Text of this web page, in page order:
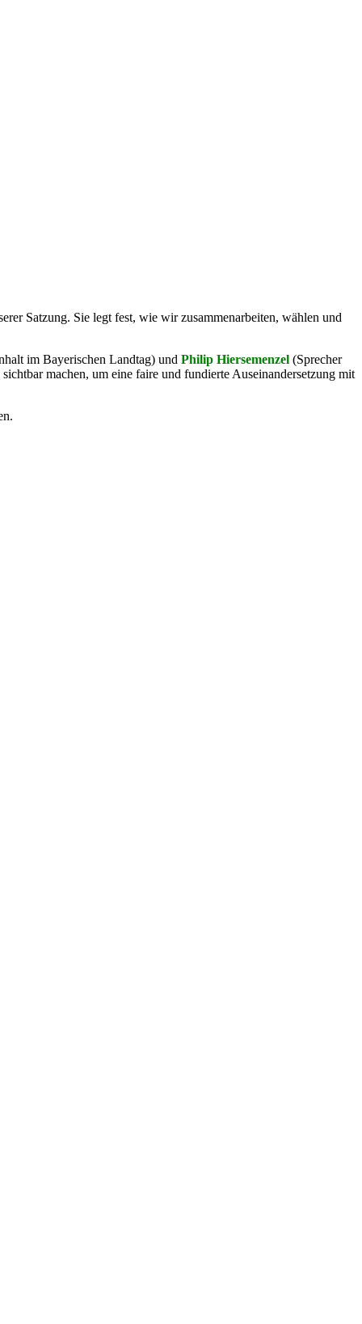
Satzung. Sie legt fest, wie wir zusammenarbeiten, wählen und
im Bayerischen Landtag) und Philip Hiersemenzel (Sprecher
machen, um eine faire und fundierte Auseinandersetzung mit